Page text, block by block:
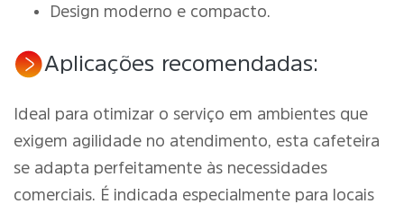
Design moderno e compacto.
Aplicações recomendadas:
Ideal para otimizar o serviço em ambientes que
exigem agilidade no atendimento, esta cafeteira
se adapta perfeitamente às necessidades
comerciais. É indicada especialmente para locais